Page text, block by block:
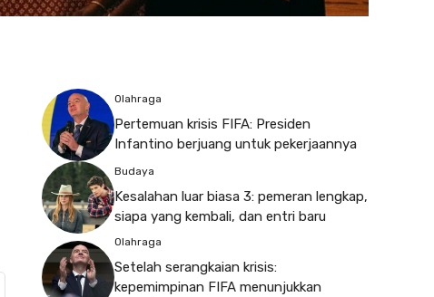
Olahraga
Pertemuan krisis FIFA: Presiden
Infantino berjuang untuk pekerjaannya
Budaya
Kesalahan luar biasa 3: pemeran lengkap,
siapa yang kembali, dan entri baru
Olahraga
Setelah serangkaian krisis:
kepemimpinan FIFA menunjukkan